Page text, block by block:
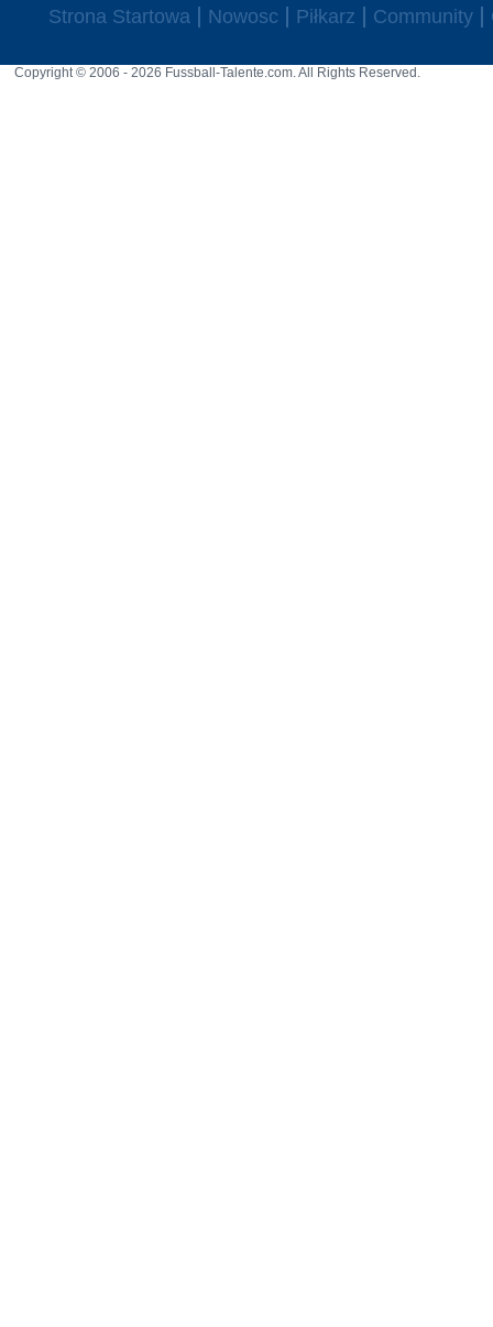
Strona Startowa Nowosc Piłkarz Community
Copyright © 2006 - 2026 Fussball-Talente.com. All Rights Reserved.